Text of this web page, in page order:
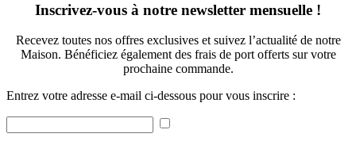
Inscrivez-vous à notre newsletter mensuelle !
Recevez toutes nos offres exclusives et suivez l’actualité de notre
Maison. Bénéficiez également des frais de port offerts sur votre
prochaine commande.
Entrez votre adresse e-mail ci-dessous pour vous inscrire :